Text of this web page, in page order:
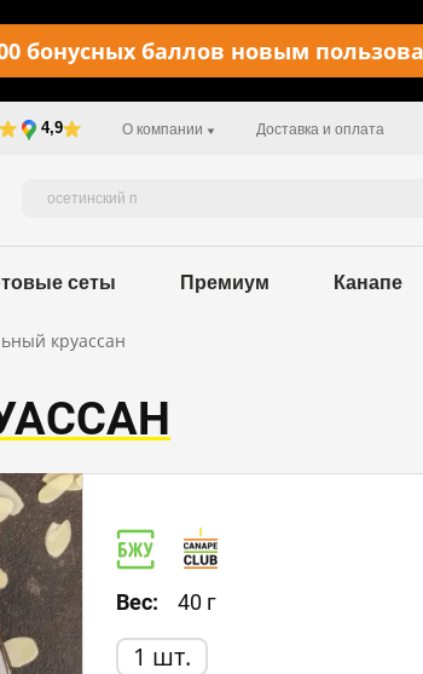
бонусных баллов новым
4,9 О компании Доставка и оплата
сеты Премиум Канапе
круассан
Пищевая ценность в 100 г
Белки: 7,0
Вес: 40 г
1 шт.